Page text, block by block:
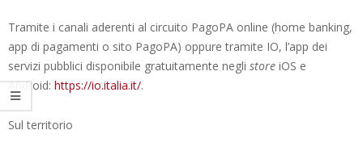
Tramite i canali aderenti al circuito PagoPA online (home banking,
app di pagamenti o sito PagoPA) oppure tramite IO, l’app dei
servizi pubblici disponibile gratuitamente negli store iOS e
Android: https://io.italia.it/.
Sul territorio